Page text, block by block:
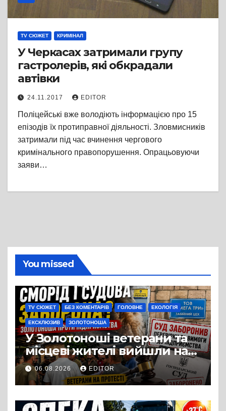
TV СЮЖЕТ КРИМІНАЛ
У Черкасах затримали групу
гастролерів, які обкрадали
автівки
24.11.2017 EDITOR
Поліцейські вже володіють інформацією про 15
епізодів їх протиправної діяльності. Зловмисників
затримали під час вчинення чергового
кримінального правопорушення. Опрацьовуючи
заяви…
You missed
TV СЮЖЕТ БЕЗ КОМЕНТАРІВ ГОЛОВНЕ ЕКОЛОГІЯ
ЕКСКЛЮЗИВ ЗОЛОТОНОША
У Золотоноші ветерани та
місцеві жителі вийшли на
протест до стін
підприємства ТОВ «Омега
Три», що займається
виробництвом м’яса птиці
06.08.2026 EDITOR